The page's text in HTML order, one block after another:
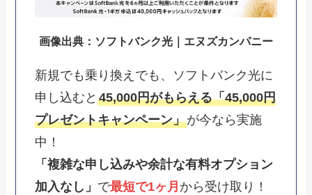
画像出典：ソフトバンク光｜エヌズカンパニー
新規でも乗り換えでも、ソフトバンク光に
申し込むと45,000円がもらえる「45,000円
プレゼントキャンペーン」が今なら実施
中！
「複雑な申し込みや余計な有料オプション
加入なし」 で最短で1ヶ月 から受け取り！